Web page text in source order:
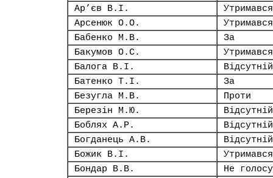
Ар’єв В.І.
Утримався
Арсенюк О.О.
Утримався
Бабенко М.В.
За
Бакумов О.С.
Утримався
Балога В.І.
Відсутній
Батенко Т.І.
За
Безугла М.В.
Проти
Березін М.Ю.
Відсутній
Боблях А.Р.
Відсутній
Богданець А.В.
Відсутній
Божик В.І.
Утримався
Бондар В.В.
Не